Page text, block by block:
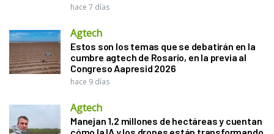
hace 7 días
Agtech
Estos son los temas que se debatirán en la
cumbre agtech de Rosario, en la previa al
Congreso Aapresid 2026
hace 9 días
Agtech
Manejan 1,2 millones de hectáreas y cuentan